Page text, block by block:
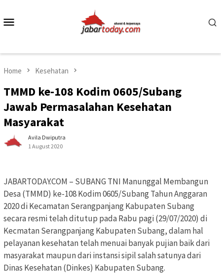
content
Home Kesehatan
TMMD ke-108 Kodim 0605/Subang
Jawab Permasalahan Kesehatan
Masyarakat
Avila Dwiputra
1 August 2020
JABARTODAY.COM – SUBANG TNI Manunggal Membangun
Desa (TMMD) ke-108 Kodim 0605/Subang Tahun Anggaran
2020 di Kecamatan Serangpanjang Kabupaten Subang
secara resmi telah ditutup pada Rabu pagi (29/07/2020) di
Kecmatan Serangpanjang Kabupaten Subang, dalam hal
pelayanan kesehatan telah menuai banyak pujian baik dari
masyarakat maupun dari instansi sipil salah satunya dari
Dinas Kesehatan (Dinkes) Kabupaten Subang.